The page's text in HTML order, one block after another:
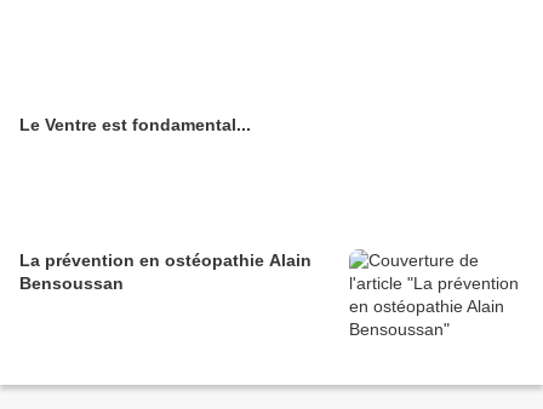
Le Ventre est fondamental...
La prévention en ostéopathie Alain
Bensoussan